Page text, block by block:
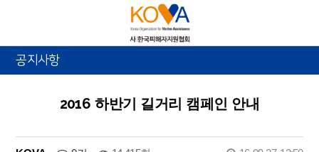
공지사항
2016 하반기 길거리 캠페인 안내